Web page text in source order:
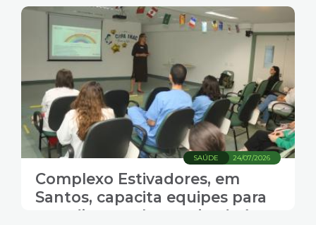
24/07/2026
SAÚDE
Complexo Estivadores, em
Santos, capacita equipes para
atendimento humanizado à